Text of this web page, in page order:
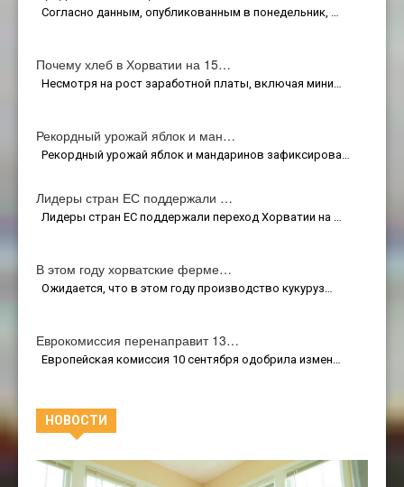
Согласно данным, опубликованным в понедельник, …
Почему хлеб в Хорватии на 15…
Несмотря на рост заработной платы, включая мини…
Рекордный урожай яблок и ман…
Рекордный урожай яблок и мандаринов зафиксирова…
Лидеры стран ЕС поддержали …
Лидеры стран ЕС поддержали переход Хорватии на …
В этом году хорватские ферме…
Ожидается, что в этом году производство кукуруз…
Еврокомиссия перенаправит 13…
Европейская комиссия 10 сентября одобрила измен…
НОВОСТИ